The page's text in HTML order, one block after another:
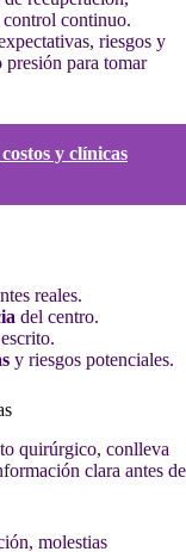
continuo.
riesgos y
para tomar
y clínicas
reales.
del centro.
y riesgos potenciales.
quirúrgico, conlleva
clara antes de
molestias